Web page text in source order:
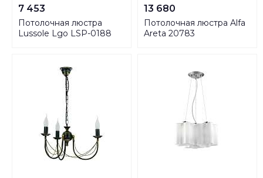
7 453
Потолочная люстра
Lussole Lgo LSP-0188
13 680
Потолочная люстра Alfa
Areta 20783